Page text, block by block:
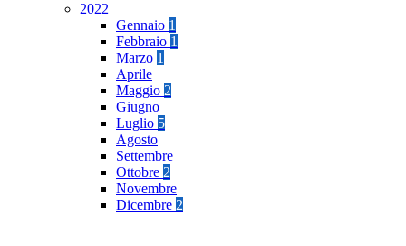
2022
Gennaio 1
Febbraio 1
Marzo 1
Aprile
Maggio 2
Giugno
Luglio 5
Agosto
Settembre
Ottobre 2
Novembre
Dicembre 2